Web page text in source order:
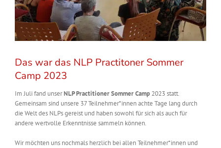
Das war das NLP Practitoner Sommer
Camp 2023
Im Juli fand unserNLP Practitioner Sommer Camp2023 statt.
Gemeinsam sind unsere 37 Teilnehmer*innen achte Tage lang durch
die Welt des NLPs gereist und haben sowohl für sich als auch für
andere wertvolle Erkenntnisse sammeln können.
Wir möchten uns nochmals herzlich bei allen Teilnehmer*innen und